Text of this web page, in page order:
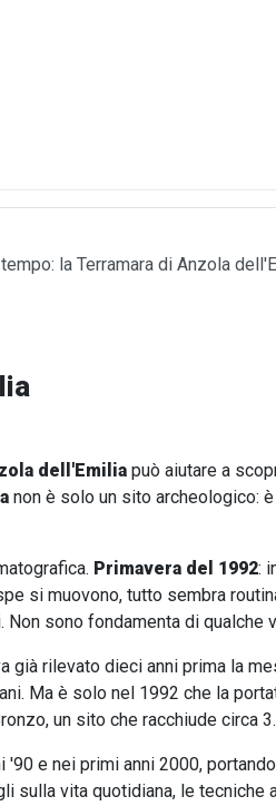
la Terramara di Anzola
dell'Emilia può aiutare a
non è solo un sito archeologico: è
Primavera del 1992:
si muovono, tutto sembra
sono fondamenta di qualche
già rilevato dieci anni prima la
Ma è solo nel 1992 che la
un sito che racchiude circa
e nei primi anni 2000,
sulla vita quotidiana, le